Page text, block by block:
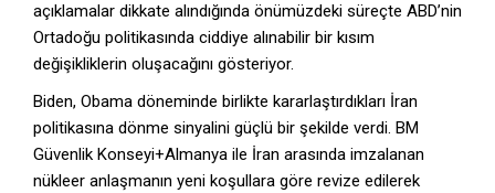
açıklamalar dikkate alındığında önümüzdeki süreçte ABD’nin
Ortadoğu politikasında ciddiye alınabilir bir kısım
değişikliklerin oluşacağını gösteriyor.
Biden, Obama döneminde birlikte kararlaştırdıkları İran
politikasına dönme sinyalini güçlü bir şekilde verdi. BM
Güvenlik Konseyi+Almanya ile İran arasında imzalanan
nükleer anlaşmanın yeni koşullara göre revize edilerek